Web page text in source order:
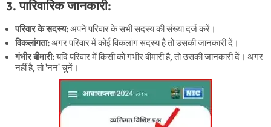
3. पारिवारिक जानकारी:
परिवार के सदस्य:अपने परिवार के सभी सदस्य की संख्या दर्ज करें।
विकलांगता:अगर परिवार में कोई विकलांग सदस्य है तो उसकी जानकारी दें।
गंभीर बीमारी:यदि परिवार में किसी को गंभीर बीमारी है, तो उसकी जानकारी दें। अगर
नहीं है, तो 'नन' चुनें।